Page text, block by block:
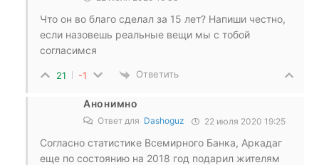
Что он во благо сделал за 15 лет? Напиши честно,
если назовешь реальные вещи мы с тобой
согласимся
21 -1 Ответить
Анонимно
Ответ для Dashoguz 22 июля 2020 19:25
Согласно статистике Всемирного Банка, Аркадаг
еще по состоянию на 2018 год подарил жителям